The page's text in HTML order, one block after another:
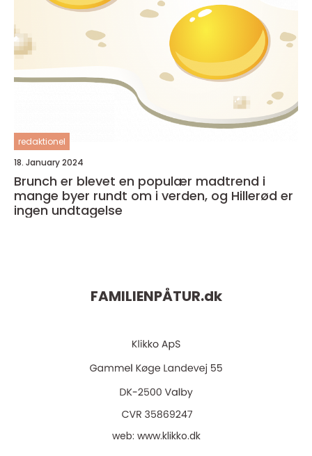
redaktionel
18. January 2024
Brunch er blevet en populær madtrend i
mange byer rundt om i verden, og Hillerød er
ingen undtagelse
FAMILIENPÅTUR.dk
web: www.klikko.dk